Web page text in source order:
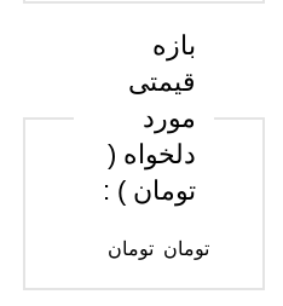
بازه
قیمتی
مورد
دلخواه (
تومان ) :
تومان تومان